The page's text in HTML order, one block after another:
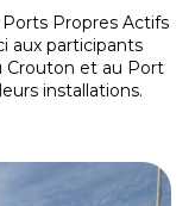
Propres Actifs
aux participants
Crouton et au Port
installations.